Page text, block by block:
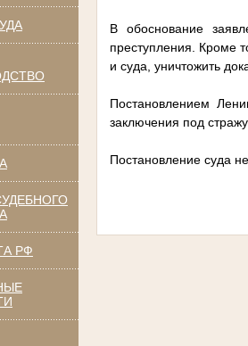
РФ
В обоснование
преступления. Кроме
и суда, уничтожить
Постановлением
заключения под
Постановление суда